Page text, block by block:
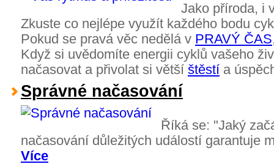
Jako příroda, i
Zkuste co nejlépe využít každého bodu
Pokud se pravá věc nedělá v PRAVÝ ČAS
Když si uvědomíte energii cyklů vašeho
načasovat a přivolat si větší štěstí a
Správné načasování
Říká se: "Jaký
načasování důležitých událostí garantuje
Více